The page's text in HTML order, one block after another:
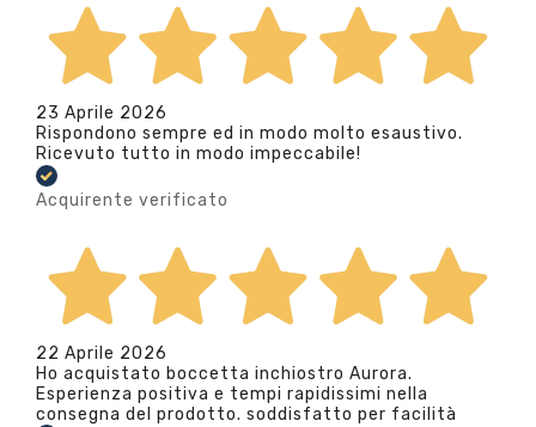
23 Aprile 2026
Rispondono sempre ed in modo molto esaustivo.
Ricevuto tutto in modo impeccabile!
Acquirente verificato
22 Aprile 2026
Ho acquistato boccetta inchiostro Aurora.
Esperienza positiva e tempi rapidissimi nella
consegna del prodotto. soddisfatto per facilità